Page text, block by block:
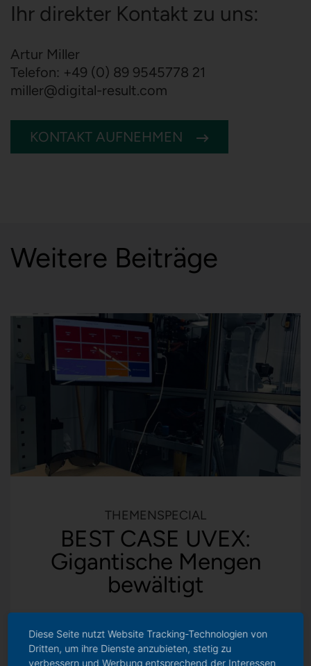
Ihr direkter Kontakt zu uns:
Artur Miller
Telefon: +49 (0) 89 9545778 21
miller@digital-result.com
KONTAKT AUFNEHMEN
Weitere Beiträge
THEMENSPECIAL
BEST CASE UVEX:
Gigantische Mengen
bewältigt
Diese Seite nutzt Website Tracking-Technologien von
Dritten, um ihre Dienste anzubieten, stetig zu
verbessern und Werbung entsprechend der Interessen